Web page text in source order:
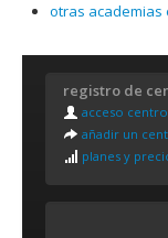
otras academias
registro de
acceso
añadir un
planes y